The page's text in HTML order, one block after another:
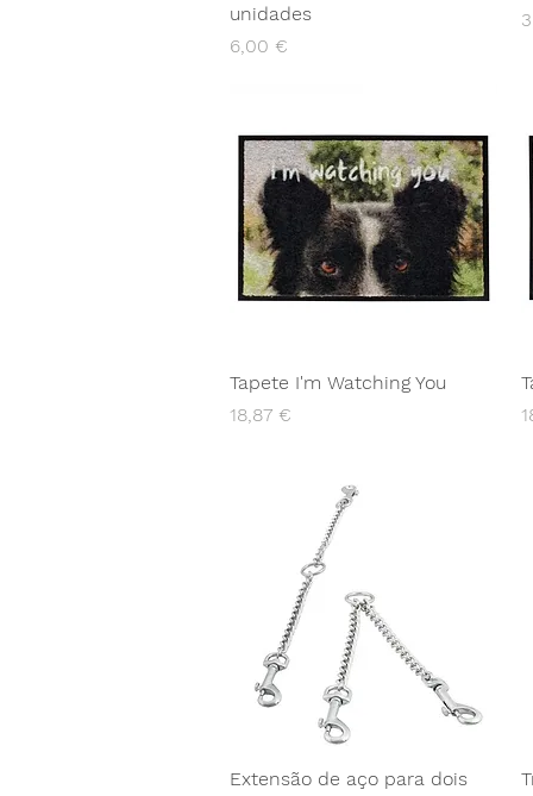
unidades
Preço
6,00 €
Tapete I'm Watching You
Preço
18,87 €
Extensão de aço para dois